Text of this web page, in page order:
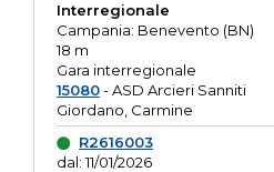
Interregionale
Campania: Benevento (BN)
18 m
Gara interregionale
15080- ASD Arcieri Sanniti
Giordano, Carmine
R2616003
dal: 11/01/2026